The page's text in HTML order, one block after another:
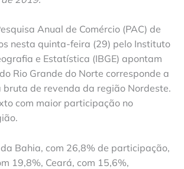
Anual de Comércio (PAC) de
nesta quinta-feira (29) pelo Instituto
e Estatística (IBGE) apontam
Rio Grande do Norte corresponde a
bruta de revenda da região Nordeste.
com maior participação no
Bahia, com 26,8% de participação,
19,8%, Ceará, com 15,6%,